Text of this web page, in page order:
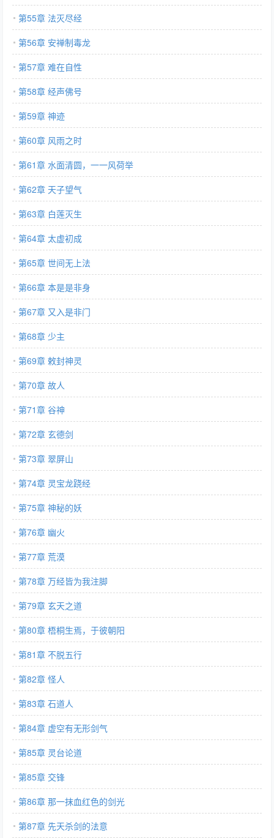
第55章 法灭尽经
第56章 安禅制毒龙
第57章 难在自性
第58章 经声佛号
第59章 神迹
第60章 风雨之时
第61章 水面清圆，一一风荷举
第62章 天子望气
第63章 白莲灭生
第64章 太虚初成
第65章 世间无上法
第66章 本是是非身
第67章 又入是非门
第68章 少主
第69章 敕封神灵
第70章 故人
第71章 谷神
第72章 玄德剑
第73章 翠屏山
第74章 灵宝龙跷经
第75章 神秘的妖
第76章 幽火
第77章 荒漠
第78章 万经皆为我注脚
第79章 玄天之道
第80章 梧桐生焉，于彼朝阳
第81章 不脱五行
第82章 怪人
第83章 石道人
第84章 虚空有无形剑气
第85章 灵台论道
第85章 交锋
第86章 那一抹血红色的剑光
第87章 先天杀剑的法意